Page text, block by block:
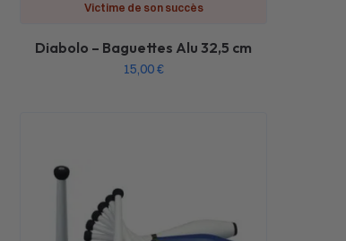
Victime de son succès
Diabolo – Baguettes Alu 32,5 cm
15,00€